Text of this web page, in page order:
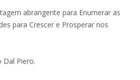
abrangente para Enumerar as
para Crescer e Prosperar nos
Dal Piero.